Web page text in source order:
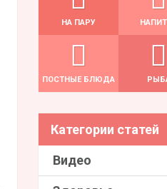
НА ПАРУ
ПОСТНЫЕ БЛЮДА
Категории статей
Видео